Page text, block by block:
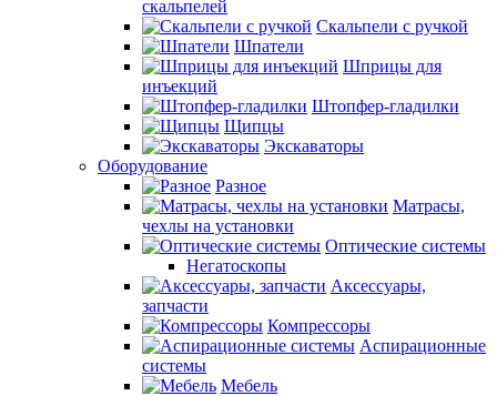
скальпелей
Скальпели с ручкой
Шпатели
Шприцы для
инъекций
Штопфер-гладилки
Щипцы
Экскаваторы
Оборудование
Разное
Матрасы,
чехлы на установки
Оптические системы
Негатоскопы
Аксессуары,
запчасти
Компрессоры
Аспирационные
системы
Мебель